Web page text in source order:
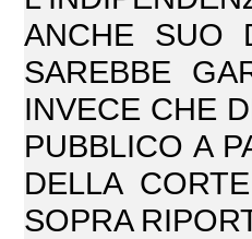
ANCHE SUO
SAREBBE
INVECE CHE
PUBBLICO A
DELLA
SOPRA